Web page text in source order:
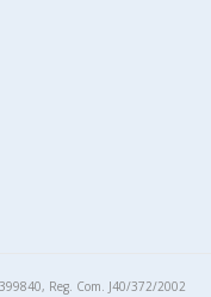
Reg. Com. J40/372/2002​